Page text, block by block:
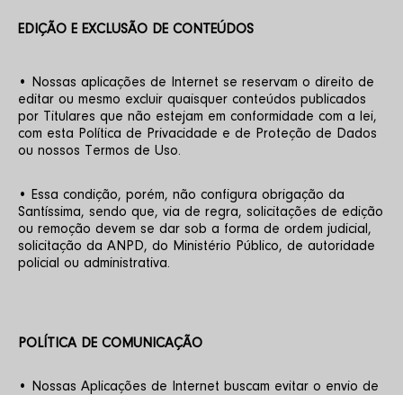
EDIÇÃO E EXCLUSÃO DE CONTEÚDOS
• Nossas aplicações de Internet se reservam o direito de
editar ou mesmo excluir quaisquer conteúdos publicados
por Titulares que não estejam em conformidade com a lei,
com esta Política de Privacidade e de Proteção de Dados
ou nossos Termos de Uso.
• Essa condição, porém, não configura obrigação da
Santíssima, sendo que, via de regra, solicitações de edição
ou remoção devem se dar sob a forma de ordem judicial,
solicitação da ANPD, do Ministério Público, de autoridade
policial ou administrativa.
POLÍTICA DE COMUNICAÇÃO
• Nossas Aplicações de Internet buscam evitar o envio de